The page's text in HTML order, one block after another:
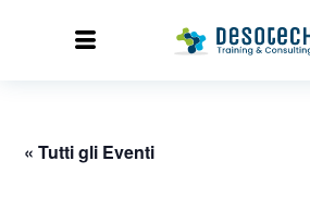
« Tutti gli Eventi